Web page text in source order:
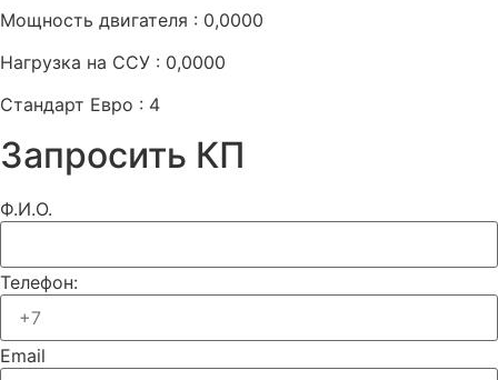
Мощность двигателя : 0,0000
Нагрузка на ССУ : 0,0000
Стандарт Евро : 4
Запросить КП
Ф.И.О.
Телефон:
Email